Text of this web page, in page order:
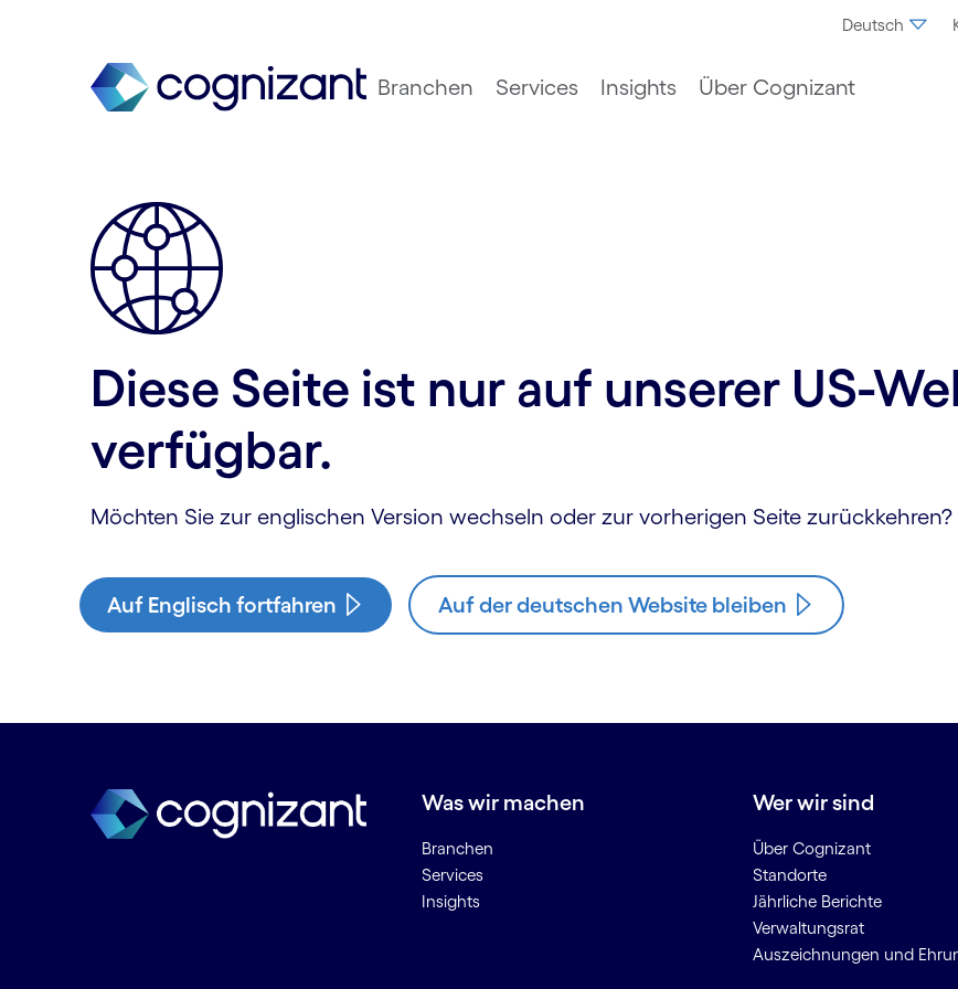
Deutsch
Branchen Services Insights Über Cognizant
Diese Seite ist nur auf unserer US-
verfügbar.
Möchten Sie zur englischen Version wechseln oder zur vorherigen Seite zurückkehren?
Auf Englisch fortfahren Auf der deutschen Website bleiben
Was wir machen
Branchen
Services
Insights
Wer wir sind
Über Cognizant
Standorte
Jährliche Berichte
Verwaltungsrat
Auszeichnungen und